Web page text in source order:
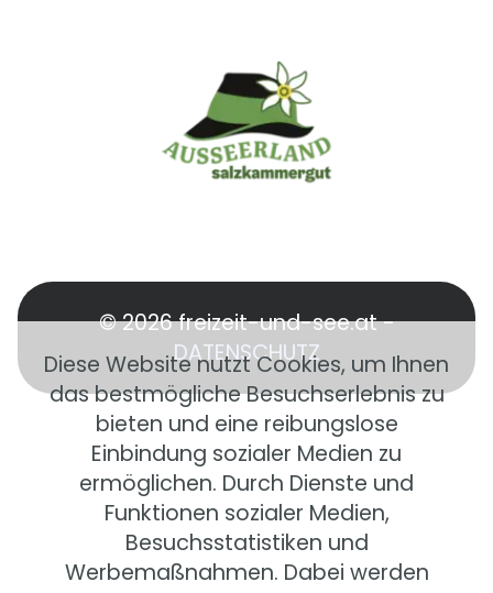
© 2026 freizeit-und-see.at -
DATENSCHUTZ
Diese Website nutzt Cookies, um Ihnen
das bestmögliche Besuchserlebnis zu
bieten und eine reibungslose
Einbindung sozialer Medien zu
ermöglichen. Durch Dienste und
Funktionen sozialer Medien,
Besuchsstatistiken und
Werbemaßnahmen. Dabei werden